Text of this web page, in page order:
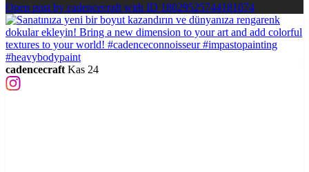
Open post by cadencecraft with ID 18029525744181074
cadencecraft Kas 24